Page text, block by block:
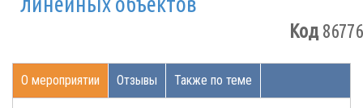
Код86776
О мероприятии Отзывы Также по теме